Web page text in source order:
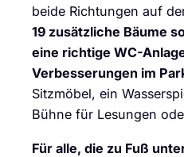
beide Richtungen auf
19 zusätzliche Bäume
eine richtige WC-
Verbesserungen im
Sitzmöbel, ein
Bühne für Lesungen
Für alle, die zu Fuß